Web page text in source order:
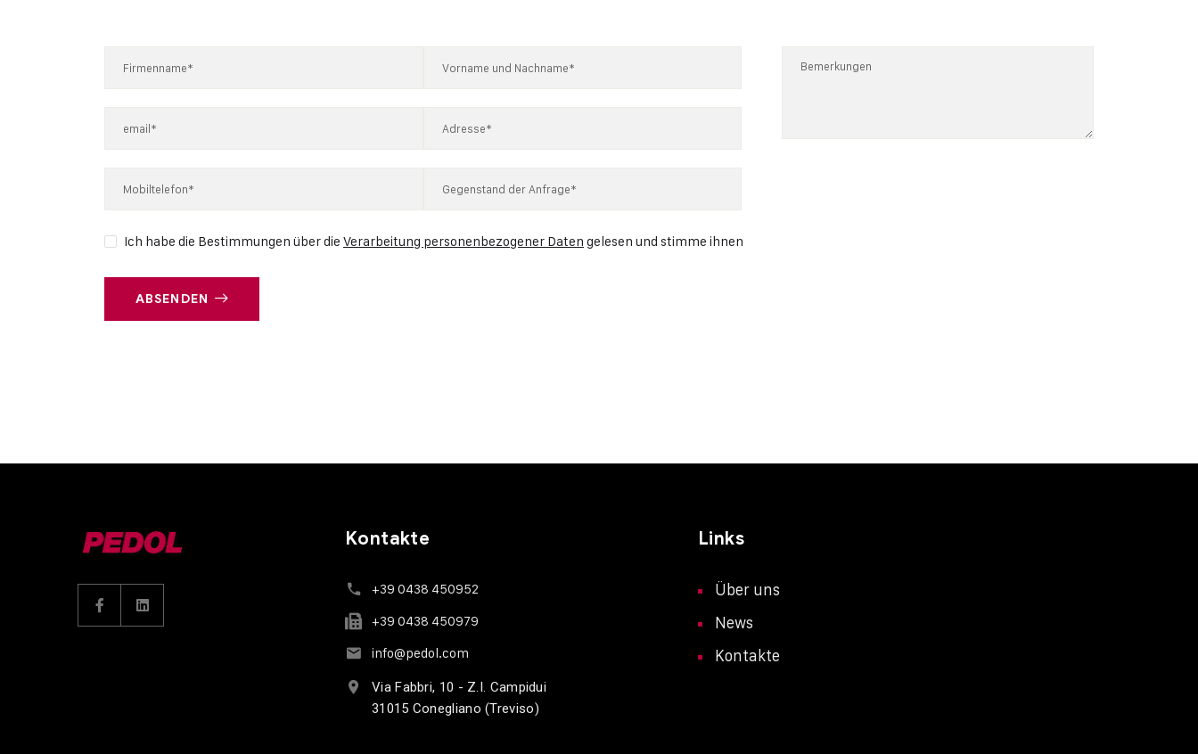
Ich habe die Bestimmungen über die Verarbeitung personenbezogener Daten gelesen und stimme ihnen
ABSENDEN
Kontakte
+39 0438 450952
+39 0438 450979
info@pedol.com
Via Fabbri, 10 - Z.I. Campidui
31015 Conegliano (Treviso)
Links
Über uns
News
Kontakte